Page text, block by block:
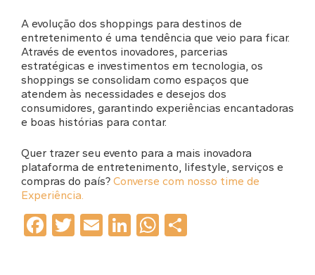
A evolução dos shoppings para destinos de
entretenimento é uma tendência que veio para ficar.
Através de eventos inovadores, parcerias
estratégicas e investimentos em tecnologia, os
shoppings se consolidam como espaços que
atendem às necessidades e desejos dos
consumidores, garantindo experiências encantadoras
e boas histórias para contar.
Quer trazer seu evento para a mais inovadora
plataforma de entretenimento, lifestyle, serviços e
compras do país? Converse com nosso time de
Experiência.
Facebook
Twitter
EmailLinkedIn
WhatsApp